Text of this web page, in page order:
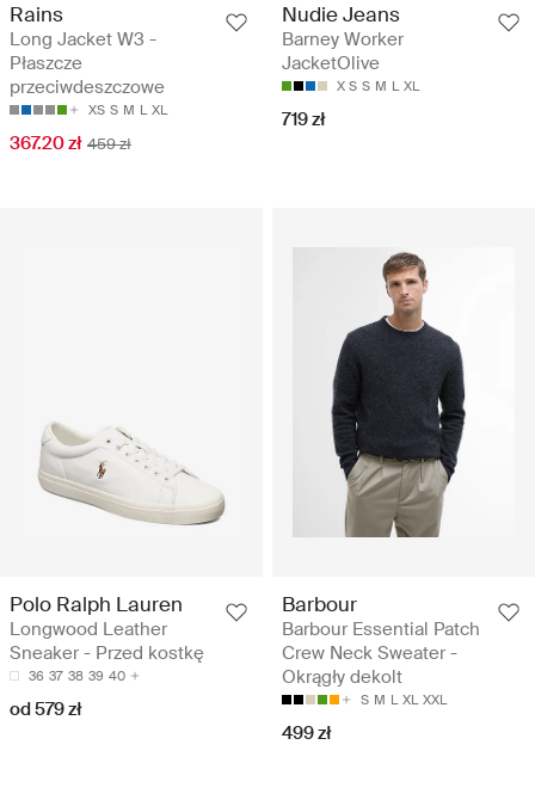
Rains
Long Jacket W3 -
Płaszcze
przeciwdeszczowe
XS S M L XL
367.20 zł 459 zł
Nudie Jeans
Barney Worker
JacketOlive
X S S M L XL
719 zł
Polo Ralph Lauren
Longwood Leather
Sneaker - Przed kostkę
36 37 38 39 40
od 579 zł
Barbour
Barbour Essential Patch
Crew Neck Sweater -
Okrągły dekolt
S M L XL XXL
499 zł